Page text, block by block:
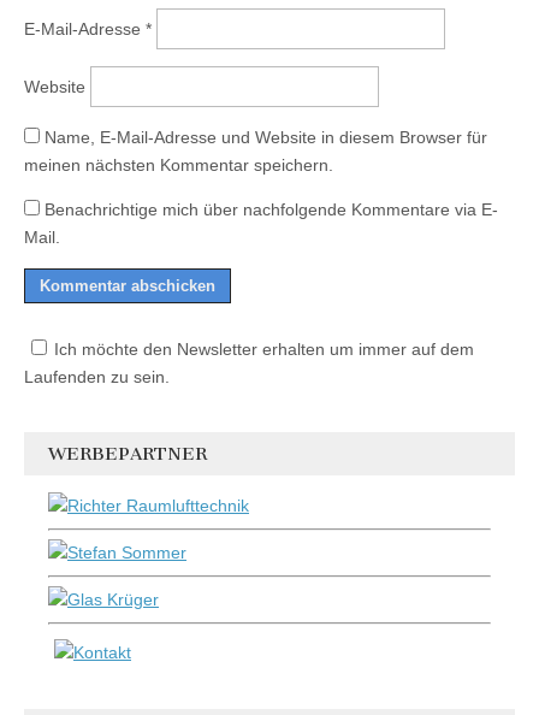
E-Mail-Adresse *
Website
Name, E-Mail-Adresse und Website in diesem Browser für
meinen nächsten Kommentar speichern.
Benachrichtige mich über nachfolgende Kommentare via E-
Mail.
Ich möchte den Newsletter erhalten um immer auf dem
Laufenden zu sein.
WERBEPARTNER